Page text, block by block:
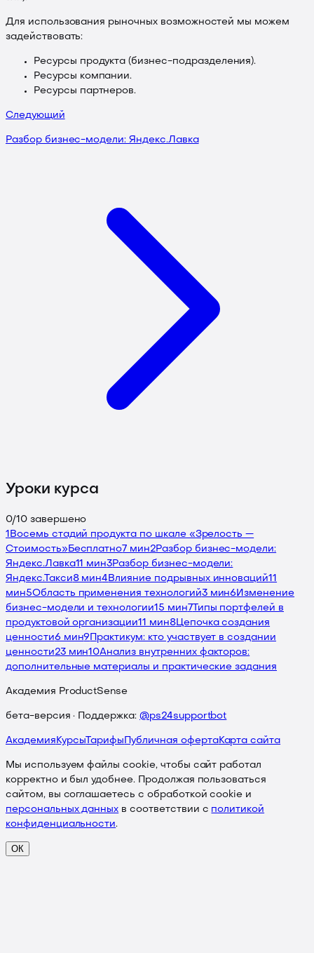
Для использования рыночных возможностей мы можем
задействовать:
Ресурсы продукта (бизнес-подразделения).
Ресурсы компании.
Ресурсы партнеров.
Следующий
Разбор бизнес-модели: Яндекс.Лавка
Уроки курса
0/10завершено
1 Восемь стадий продукта по шкале «Зрелость —
Стоимость» Бесплатно7 мин2Разбор бизнес-модели:
Яндекс.Лавка11 мин3Разбор бизнес-модели:
Яндекс.Такси8 мин4 Влияние подрывных инноваций11
мин5Область применения технологий3 мин6 Изменение
бизнес-модели и технологии15 мин 7Типы портфелей в
продуктовой организации11 мин8Цепочка создания
ценности6 мин9
Практикум: кто участвует в создании
ценности23 мин10Анализ внутренних факторов:
дополнительные материалы и практические задания
Академия ProductSense
бета-версия · Поддержка: @ps24supportbot
Академия Курсы Тарифы Публичная офертаКарта сайта
Мы используем файлы cookie, чтобы сайт работал
корректно и был удобнее. Продолжая пользоваться
сайтом, вы соглашаетесь с обработкой cookie и
персональных данных в соответствии с политикой
конфиденциальности.
ОК